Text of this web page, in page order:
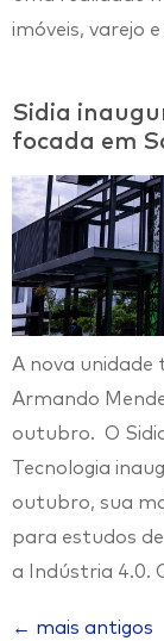
imóveis, varejo
Sidia
focada em
A nova unidade
Armando
outubro. O
Tecnologia
outubro, sua
para estudos
a Indústria 4.0.
← mais antigos